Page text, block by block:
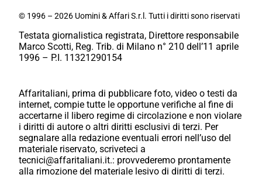
© 1996 – 2026 Uomini & Affari S.r.l. Tutti i diritti sono riservati
Testata giornalistica registrata, Direttore responsabile
Marco Scotti, Reg. Trib. di Milano n° 210 dell’11 aprile
1996 – P.I. 11321290154
Affaritaliani, prima di pubblicare foto, video o testi da
internet, compie tutte le opportune verifiche al fine di
accertarne il libero regime di circolazione e non violare
i diritti di autore o altri diritti esclusivi di terzi. Per
segnalare alla redazione eventuali errori nell’uso del
materiale riservato, scriveteci a
tecnici@affaritaliani.it.: provvederemo prontamente
alla rimozione del materiale lesivo di diritti di terzi.